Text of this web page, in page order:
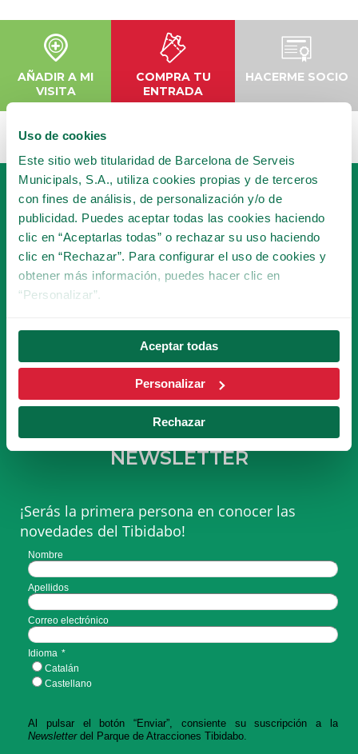
Uso de cookies
Este sitio web titularidad de Barcelona de Serveis
Municipals, S.A., utiliza cookies propias y de terceros
con fines de análisis, de personalización y/o de
publicidad. Puedes aceptar todas las cookies haciendo
clic en “Aceptarlas todas” o rechazar su uso haciendo
clic en “Rechazar”. Para configurar el uso de cookies y
obtener más información, puedes hacer clic en
“Personalizar”.
Aceptar todas
Personalizar
Rechazar
AÑADIR A MI
VISITA
COMPRA TU
ENTRADA
HACERME SOCIO
HAZTE SOCIO
HACERME SOCIO
SUSCRÍBETE A LA
NEWSLETTER
¡Serás la primera persona en conocer las
novedades del Tibidabo!